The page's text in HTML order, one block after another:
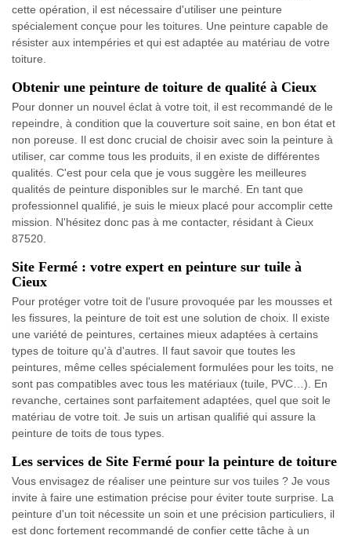
cette opération, il est nécessaire d'utiliser une peinture
spécialement conçue pour les toitures. Une peinture capable de
résister aux intempéries et qui est adaptée au matériau de votre
toiture.
Obtenir une peinture de toiture de qualité à Cieux
Pour donner un nouvel éclat à votre toit, il est recommandé de le
repeindre, à condition que la couverture soit saine, en bon état et
non poreuse. Il est donc crucial de choisir avec soin la peinture à
utiliser, car comme tous les produits, il en existe de différentes
qualités. C'est pour cela que je vous suggère les meilleures
qualités de peinture disponibles sur le marché. En tant que
professionnel qualifié, je suis le mieux placé pour accomplir cette
mission. N'hésitez donc pas à me contacter, résidant à Cieux
87520.
Site Fermé : votre expert en peinture sur tuile à
Cieux
Pour protéger votre toit de l'usure provoquée par les mousses et
les fissures, la peinture de toit est une solution de choix. Il existe
une variété de peintures, certaines mieux adaptées à certains
types de toiture qu'à d'autres. Il faut savoir que toutes les
peintures, même celles spécialement formulées pour les toits, ne
sont pas compatibles avec tous les matériaux (tuile, PVC…). En
revanche, certaines sont parfaitement adaptées, quel que soit le
matériau de votre toit. Je suis un artisan qualifié qui assure la
peinture de toits de tous types.
Les services de Site Fermé pour la peinture de toiture
Vous envisagez de réaliser une peinture sur vos tuiles ? Je vous
invite à faire une estimation précise pour éviter toute surprise. La
peinture d'un toit nécessite un soin et une précision particuliers, il
est donc fortement recommandé de confier cette tâche à un